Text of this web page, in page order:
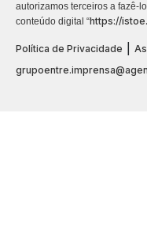
autorizamos terceiros a fazê-
conteúdo digital “https://
Política de Privacidade